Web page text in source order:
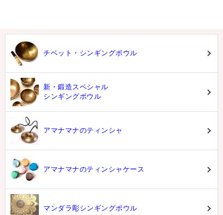
チベット・シンギングボウル
新・鍛造スペシャル
シンギングボウル
アマナマナのティンシャ
アマナマナのティンシャケース
マンダラ彫シンギングボウル